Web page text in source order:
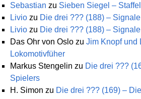
Sebastian zu Sieben Siegel –
Livio zu Die drei ??? (188) –
Livio zu Die drei ??? (188) –
Das Ohr von Oslo zu Jim Knopf und
Lokomotivfüher
Markus Stengelin zu Die drei ???
Spielers
H. Simon zu Die drei ??? (169) –